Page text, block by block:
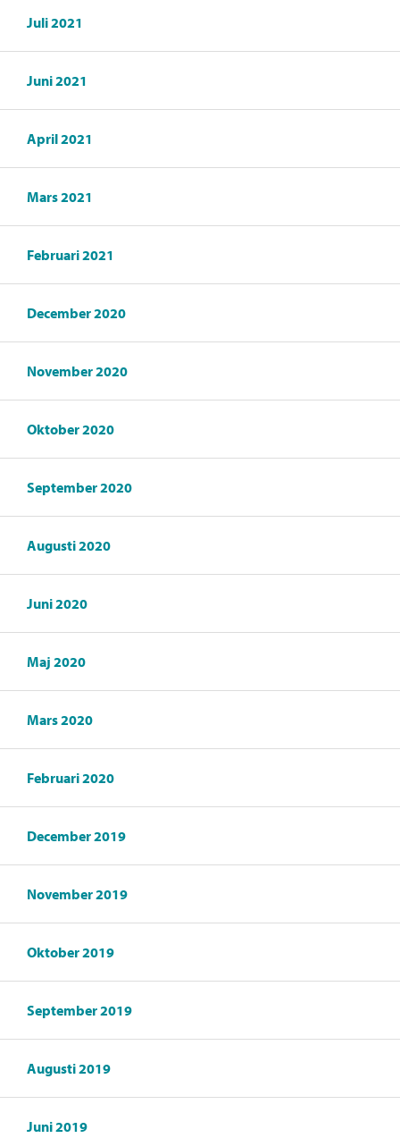
Juli 2021
Juni 2021
April 2021
Mars 2021
Februari 2021
December 2020
November 2020
Oktober 2020
September 2020
Augusti 2020
Juni 2020
Maj 2020
Mars 2020
Februari 2020
December 2019
November 2019
Oktober 2019
September 2019
Augusti 2019
Juni 2019